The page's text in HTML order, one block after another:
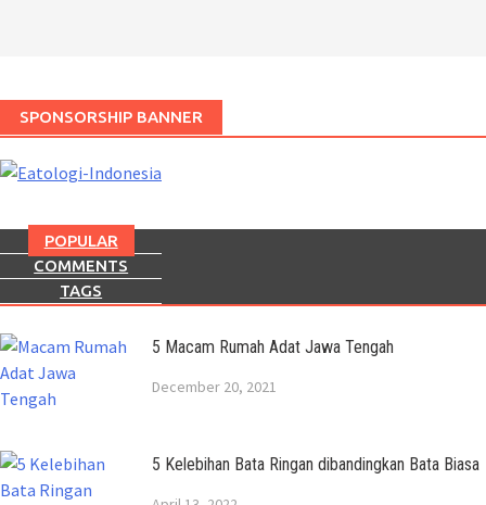
SPONSORSHIP BANNER
POPULAR
COMMENTS
TAGS
5 Macam Rumah Adat Jawa Tengah
December 20, 2021
5 Kelebihan Bata Ringan dibandingkan Bata Biasa